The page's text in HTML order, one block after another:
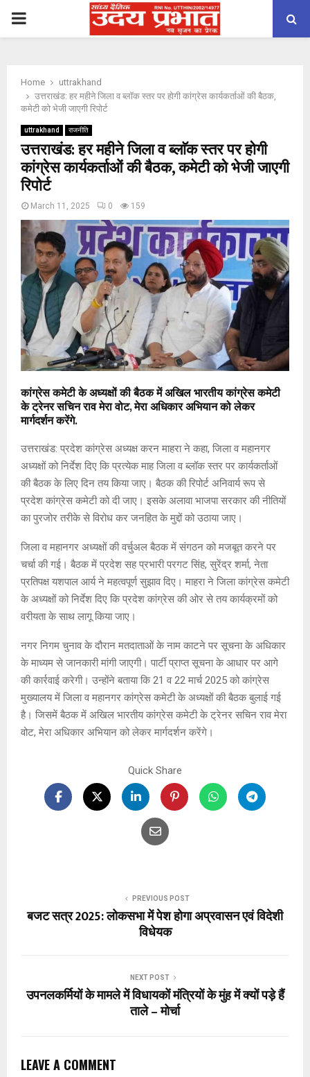
PRIMARY
Home
uttrakhand
उत्तराखंड: हर महीने जिला व ब्लाॅक स्तर पर होगी कांग्रेस कार्यकर्ताओं की बैठक,
कमेटी को भेजी जाएगी रिपोर्ट
uttrakhand राजनीति
उत्तराखंड: हर महीने जिला व ब्लाॅक स्तर पर होगी
कांग्रेस कार्यकर्ताओं की बैठक, कमेटी को भेजी जाएगी
रिपोर्ट
March 11, 2025 0 159
कांग्रेस कमेटी के अध्यक्षों की बैठक में अखिल भारतीय कांग्रेस कमेटी
के ट्रेनर सचिन राव मेरा वोट, मेरा अधिकार अभियान को लेकर
मार्गदर्शन करेंगे.
उत्तराखंड: प्रदेश कांग्रेस अध्यक्ष करन माहरा ने कहा, जिला व महानगर
अध्यक्षों को निर्देश दिए कि प्रत्येक माह जिला व ब्लॉक स्तर पर कार्यकर्ताओं
की बैठक के लिए दिन तय किया जाए। बैठक की रिपोर्ट अनिवार्य रूप से
प्रदेश कांग्रेस कमेटी को दी जाए। इसके अलावा भाजपा सरकार की नीतियों
का पुरजोर तरीके से विरोध कर जनहित के मुद्दों को उठाया जाए।
जिला व महानगर अध्यक्षों की वर्चुअल बैठक में संगठन को मजबूत करने पर
चर्चा की गई। बैठक में प्रदेश सह प्रभारी परगट सिंह, सुरेंद्र शर्मा, नेता
प्रतिपक्ष यशपाल आर्य ने महत्वपूर्ण सुझाव दिए। माहरा ने जिला कांग्रेस कमेटी
के अध्यक्षों को निर्देश दिए कि प्रदेश कांग्रेस की ओर से तय कार्यक्रमों को
वरीयता के साथ लागू किया जाए।
नगर निगम चुनाव के दौरान मतदाताओं के नाम काटने पर सूचना के अधिकार
के माध्यम से जानकारी मांगी जाएगी। पार्टी प्राप्त सूचना के आधार पर आगे
की कार्रवाई करेगी। उन्होंने बताया कि 21 व 22 मार्च 2025 को कांग्रेस
मुख्यालय में जिला व महानगर कांग्रेस कमेटी के अध्यक्षों की बैठक बुलाई गई
है। जिसमें बैठक में अखिल भारतीय कांग्रेस कमेटी के ट्रेनर सचिन राव मेरा
वोट, मेरा अधिकार अभियान को लेकर मार्गदर्शन करेंगे।
Quick Share
PREVIOUS POST
बजट सत्र 2025: लोकसभा में पेश होगा अप्रवासन एवं विदेशी
विधेयक
NEXT POST
उपनलकर्मियों के मामले में विधायकों मंत्रियों के मुंह में क्यों पड़े हैं
ताले – मोर्चा
LEAVE A COMMENT